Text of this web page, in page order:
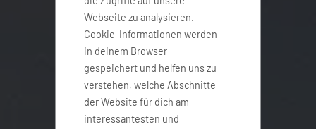
Webseite zu analysieren.
Cookie-Informationen werden
in deinem Browser
gespeichert und helfen uns zu
verstehen, welche Abschnitte
der Website für dich am
interessantesten und